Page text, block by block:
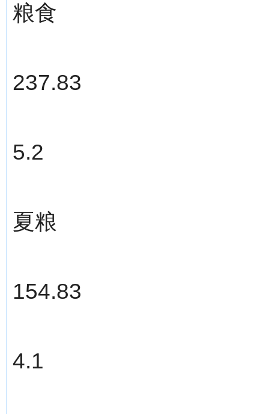
粮食
237.83
5.2
夏粮
154.83
4.1